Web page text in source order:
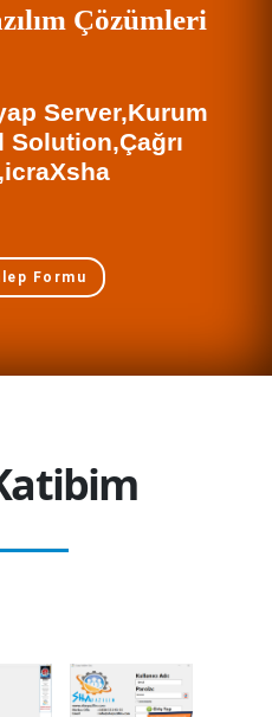
Çözümleri
Server,Kurum
Solution,Çağrı
Formu